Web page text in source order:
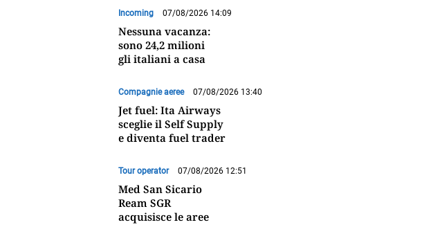
Incoming 07/08/2026 14:09
Nessuna vacanza:
sono 24,2 milioni
gli italiani a casa
Compagnie aeree 07/08/2026 13:40
Jet fuel: Ita Airways
sceglie il Self Supply
e diventa fuel trader
Tour operator 07/08/2026 12:51
Med San Sicario
Ream SGR
acquisisce le aree